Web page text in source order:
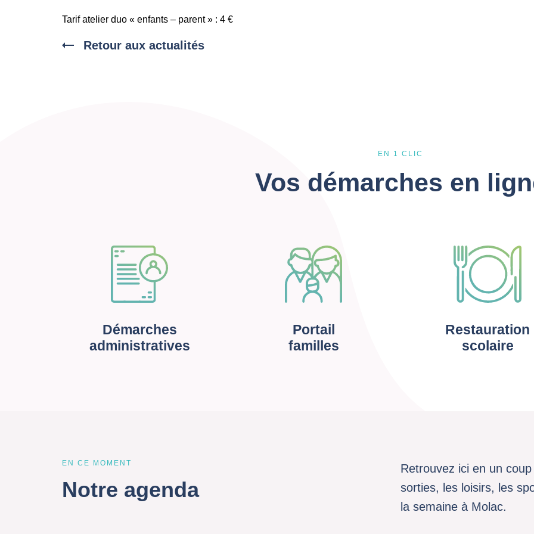
Tarif atelier duo « enfants – parent » : 4 €
Retour aux actualités
EN 1 CLIC
Vos démarches en
Démarches
administratives
Portail
familles
Restauration
scolaire
EN CE MOMENT
Notre agenda
Retrouvez ici en un
sorties, les loisirs, les
la semaine à Molac.